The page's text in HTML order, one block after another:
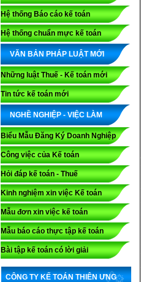
Hệ thống Báo cáo kế toán
Hệ thống chuẩn mực kế toán
VĂN BẢN PHÁP LUẬT MỚI
Những luật Thuế - Kế toán mới
Tin tức kế toán mới
NGHỀ NGHIỆP - VIỆC LÀM
Biểu Mẫu Đăng Ký Doanh Nghiệp
Công việc của Kế toán
Hỏi đáp kế toán - Thuế
Kinh nghiệm xin việc Kế toán
Mẫu đơn xin việc kế toán
Mẫu báo cáo thực tập kế toán
Bài tập kế toán có lời giải
CÔNG TY KẾ TOÁN THIÊN ƯNG